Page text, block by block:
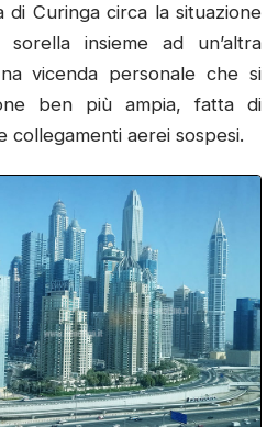
Curinga circa la situazione
insieme ad un’altra
vicenda personale che si
ben più ampia, fatta di
collegamenti aerei sospesi.